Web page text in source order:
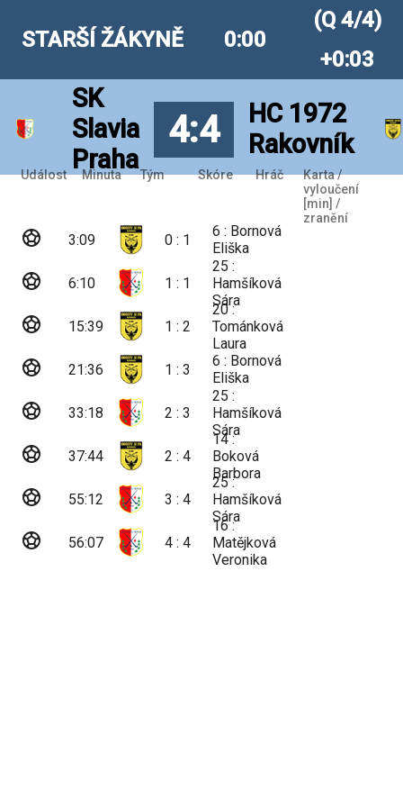
STARŠÍ ŽÁKYNĚ 0:00
(Q 4/4)
+0:03
SK
Slavia
Praha
4:4
HC 1972
Rakovník
Událost Minuta Tým Skóre Hráč
Karta /
vyloučení
[min] /
zranění
sports_soccer 3:09 0 : 1
6 : Bornová
Eliška
sports_soccer 6:10 1 : 1
25 :
Hamšíková
Sára
sports_soccer 15:39 1 : 2
20 :
Tománková
Laura
sports_soccer 21:36 1 : 3
6 : Bornová
Eliška
sports_soccer 33:18 2 : 3
25 :
Hamšíková
Sára
sports_soccer 37:44 2 : 4
14 :
Boková
Barbora
sports_soccer 55:12 3 : 4
25 :
Hamšíková
Sára
sports_soccer 56:07 4 : 4
16 :
Matějková
Veronika